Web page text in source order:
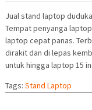
Jual stand laptop
Tempat penyanga
laptop cepat panas.
dirakit dan di lepas
untuk hingga laptop 15
Tags: Stand Laptop